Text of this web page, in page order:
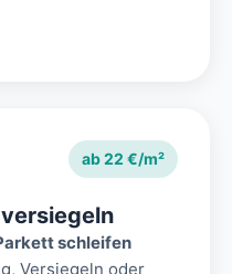
ab 22 €/m²
schleifen
Versiegeln oder